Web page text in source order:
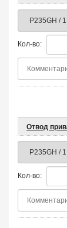
Кол-во:
Отвод
Кол-во: